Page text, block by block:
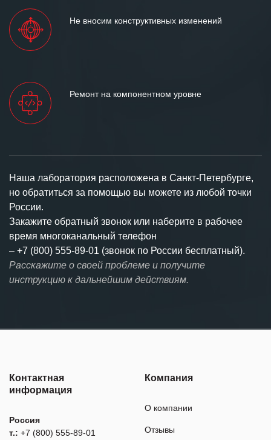
Не вносим конструктивных изменений
Ремонт на компонентном уровне
Наша лаборатория расположена в Санкт-Петербурге,
но обратиться за помощью вы можете из любой точки
России.
Закажите обратный звонок или наберите в рабочее
время многоканальный телефон
– +7 (800) 555-89-01 (звонок по России бесплатный).
Расскажите о своей проблеме и получите
инструкцию к дальнейшим действиям.
Контактная
информация
Россия
т.: +7 (800) 555-89-01
Компания
О компании
Отзывы